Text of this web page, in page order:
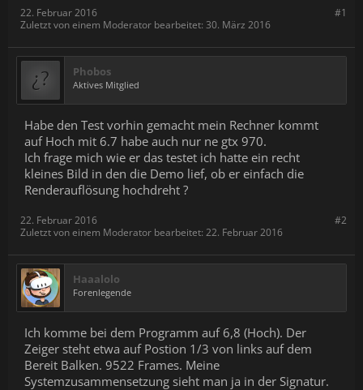
#1
22. Februar 2016
Zuletzt von einem Moderator bearbeitet: 30. März 2016
Phobos
Aktives Mitglied
Habe den Test vorhin gemacht mein Rechner kommt
auf Hoch mit 6.7 habe auch nur ne gtx 970.
Ich frage mich wie er das testet ich hatte ein recht
kleines Bild in den die Demo lief, ob er einfach die
Renderauflösung hochdreht ?
#2
22. Februar 2016
Zuletzt von einem Moderator bearbeitet: 22. Februar 2016
Haaalolo
Forenlegende
Ich komme bei dem Programm auf 6,8 (Hoch). Der
Zeiger steht etwa auf Postion 1/3 von links auf dem
Bereit Balken. 9522 Frames. Meine
Systemzusammensetzung sieht man ja in der Signatur.